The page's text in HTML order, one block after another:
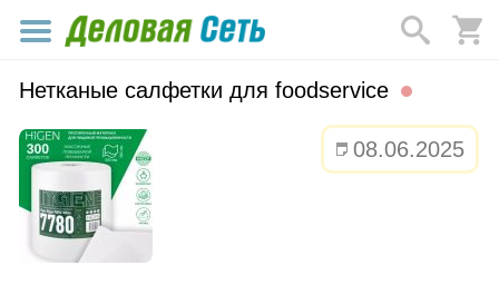
Нетканые салфетки для foodservice
08.06.2025